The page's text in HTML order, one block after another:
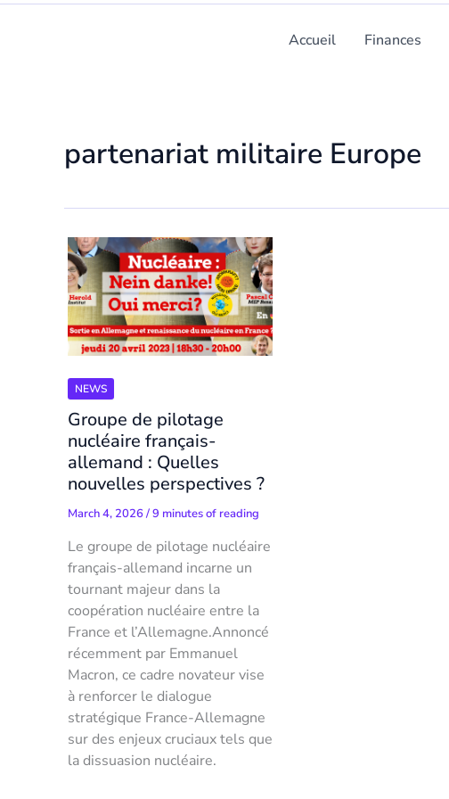
Accueil Finances
partenariat militaire Europe
NEWS
Groupe de pilotage
nucléaire français-
allemand : Quelles
nouvelles perspectives ?
March 4, 2026/9 minutes of reading
Le groupe de pilotage nucléaire
français-allemand incarne un
tournant majeur dans la
coopération nucléaire entre la
France et l’Allemagne.Annoncé
récemment par Emmanuel
Macron, ce cadre novateur vise
à renforcer le dialogue
stratégique France-Allemagne
sur des enjeux cruciaux tels que
la dissuasion nucléaire.